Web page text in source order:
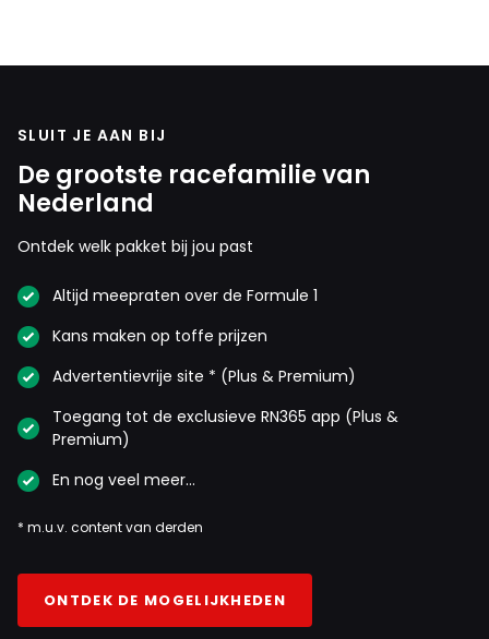
SLUIT JE AAN BIJ
De grootste racefamilie van
Nederland
Ontdek welk pakket bij jou past
Altijd meepraten over de Formule 1
Kans maken op toffe prijzen
Advertentievrije site * (Plus & Premium)
Toegang tot de exclusieve RN365 app (Plus &
Premium)
En nog veel meer…
* m.u.v. content van derden
ONTDEK DE MOGELIJKHEDEN